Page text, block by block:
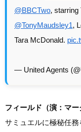
@BBCTwo, starring
@TonyMaudsley1,
Tara McDonald.
— United Agents
フィールド（演：マー
サミュエルに極秘任務